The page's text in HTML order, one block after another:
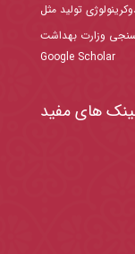
تولید مثل
سنجی وزارت بهداشت
Google Scholar
های مفید